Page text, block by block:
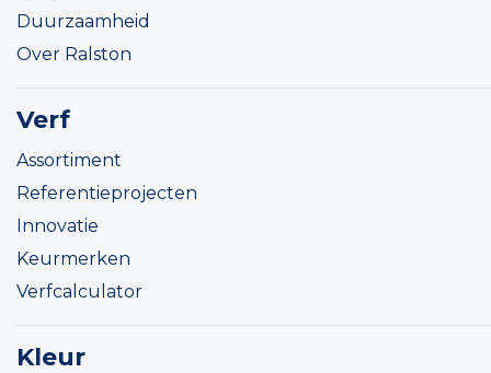
Duurzaamheid
Over Ralston
Verf
Assortiment
Referentieprojecten
Innovatie
Keurmerken
Verfcalculator
Kleur